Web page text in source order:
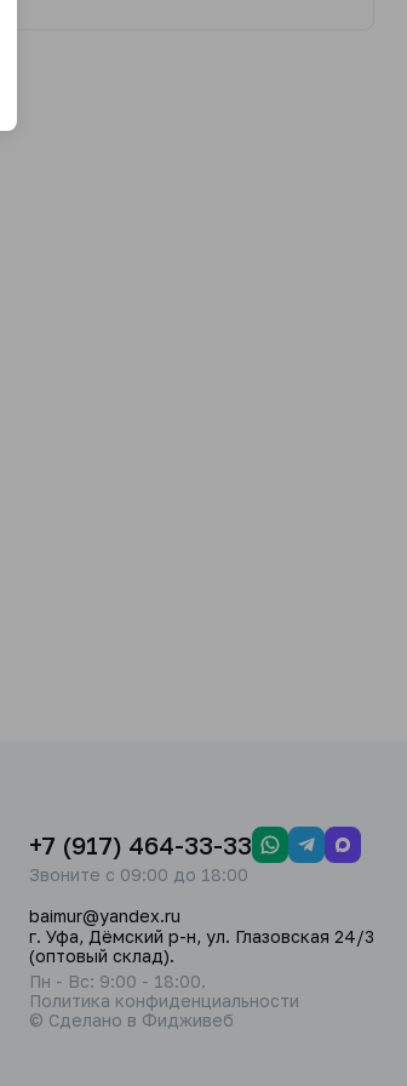
+7 (917) 464-33-33
Звоните с 09:00 до 18:00
baimur@yandex.ru
г. Уфа, Дёмский р-н, ул. Глазовская 24/3
(оптовый склад).
Пн - Вс: 9:00 - 18:00.
Политика конфиденциальности
© Сделано в Фидживеб